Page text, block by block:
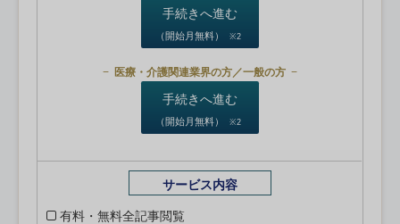
手続きへ進む
（開始月無料） ※2
医療・介護関連業界の方／一般の方
手続きへ進む
（開始月無料） ※2
サービス内容
有料・無料全記事閲覧